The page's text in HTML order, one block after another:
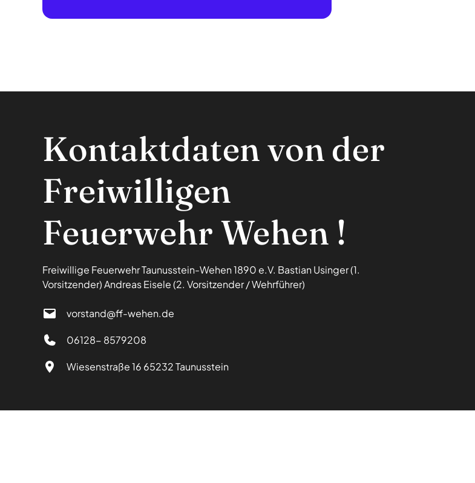
Kontaktdaten von der
Freiwilligen
Feuerwehr Wehen !
Freiwillige Feuerwehr Taunusstein-Wehen 1890 e.V. Bastian Usinger (1.
Vorsitzender) Andreas Eisele (2. Vorsitzender / Wehrführer)
vorstand@ff-wehen.de
06128- 8579208
Wiesenstraße 16 65232 Taunusstein